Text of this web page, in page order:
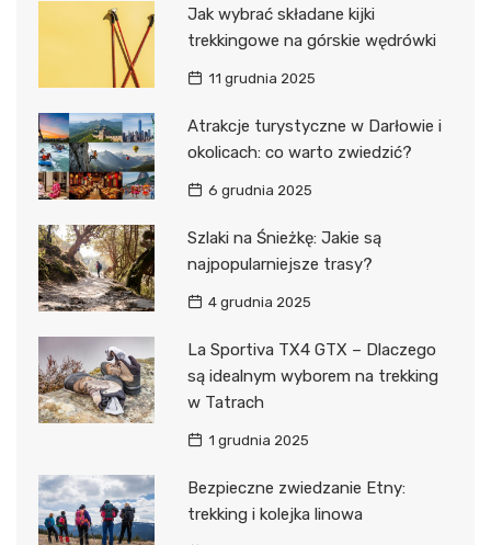
Jak wybrać składane kijki
trekkingowe na górskie wędrówki
11 grudnia 2025
Atrakcje turystyczne w Darłowie i
okolicach: co warto zwiedzić?
6 grudnia 2025
Szlaki na Śnieżkę: Jakie są
najpopularniejsze trasy?
4 grudnia 2025
La Sportiva TX4 GTX – Dlaczego
są idealnym wyborem na trekking
w Tatrach
1 grudnia 2025
Bezpieczne zwiedzanie Etny:
trekking i kolejka linowa